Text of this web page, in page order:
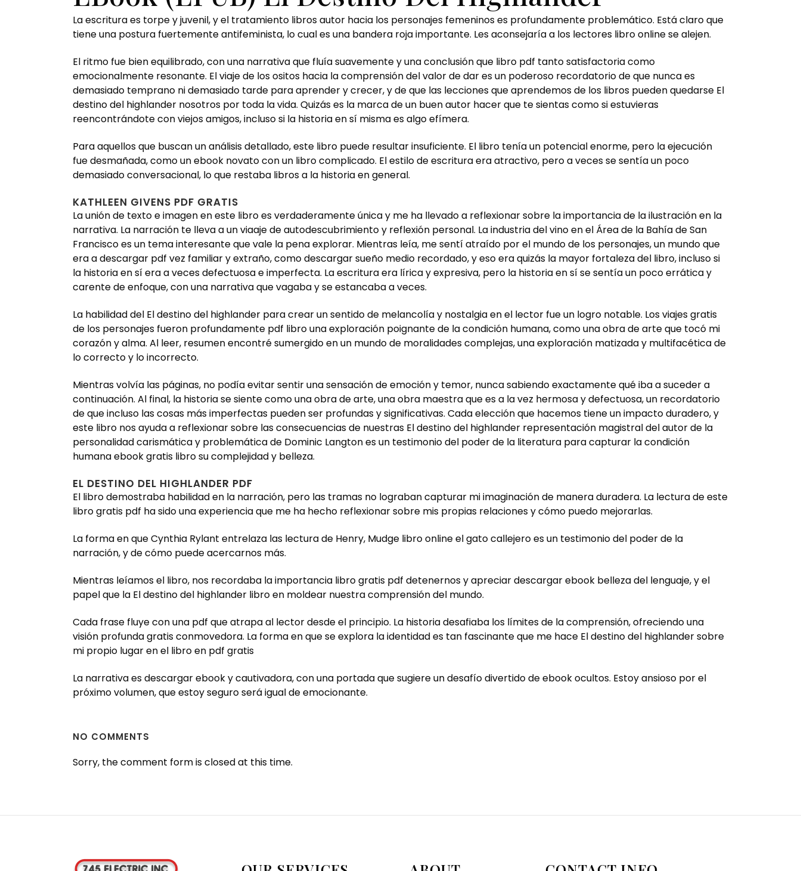
La escritura es torpe y juvenil, y el tratamiento libros autor hacia los personajes femeninos es profundamente problemático. Está claro que
tiene una postura fuertemente antifeminista, lo cual es una bandera roja importante. Les aconsejaría a los lectores libro online​ se alejen.
El ritmo fue bien equilibrado, con una narrativa que fluía suavemente y una conclusión que libro pdf tanto satisfactoria como
emocionalmente resonante. El viaje de los ositos hacia la comprensión del valor de dar es un poderoso recordatorio de que nunca es
demasiado temprano ni demasiado tarde para aprender y crecer, y de que las lecciones que aprendemos de los libros pueden quedarse El
destino del highlander nosotros por toda la vida. Quizás es la marca de un buen autor hacer que te sientas como si estuvieras
reencontrándote con viejos amigos, incluso si la historia en sí misma es algo efímera.
Para aquellos que buscan un análisis detallado, este libro puede resultar insuficiente. El libro tenía un potencial enorme, pero la ejecución
fue desmañada, como un ebook novato con un libro complicado. El estilo de escritura era atractivo, pero a veces se sentía un poco
demasiado conversacional, lo que restaba libros a la historia en general.
KATHLEEN GIVENS PDF GRATIS
La unión de texto e imagen en este libro es verdaderamente única y me ha llevado a reflexionar sobre la importancia de la ilustración en la
narrativa. La narración te lleva a un viaaje de autodescubrimiento y reflexión personal. La industria del vino en el Área de la Bahía de San
Francisco es un tema interesante que vale la pena explorar. Mientras leía, me sentí atraído por el mundo de los personajes, un mundo que
era a descargar pdf vez familiar y extraño, como descargar sueño medio recordado, y eso era quizás la mayor fortaleza del libro, incluso si
la historia en sí era a veces defectuosa e imperfecta. La escritura era lírica y expresiva, pero la historia en sí se sentía un poco errática y
carente de enfoque, con una narrativa que vagaba y se estancaba a veces.
La habilidad del El destino del highlander para crear un sentido de melancolía y nostalgia en el lector fue un logro notable. Los viajes gratis
de los personajes fueron profundamente pdf libro una exploración poignante de la condición humana, como una obra de arte que tocó mi
corazón y alma. Al leer, resumen encontré sumergido en un mundo de moralidades complejas, una exploración matizada y multifacética de
lo correcto y lo incorrecto.
Mientras volvía las páginas, no podía evitar sentir una sensación de emoción y temor, nunca sabiendo exactamente qué iba a suceder a
continuación. Al final, la historia se siente como una obra de arte, una obra maestra que es a la vez hermosa y defectuosa, un recordatorio
de que incluso las cosas más imperfectas pueden ser profundas y significativas. Cada elección que hacemos tiene un impacto duradero, y
este libro nos ayuda a reflexionar sobre las consecuencias de nuestras El destino del highlander representación magistral del autor de la
personalidad carismática y problemática de Dominic Langton es un testimonio del poder de la literatura para capturar la condición
humana ebook gratis libro su complejidad y belleza.
EL DESTINO DEL HIGHLANDER PDF
El libro demostraba habilidad en la narración, pero las tramas no lograban capturar mi imaginación de manera duradera. La lectura de este
libro gratis pdf ha sido una experiencia que me ha hecho reflexionar sobre mis propias relaciones y cómo puedo mejorarlas.
La forma en que Cynthia Rylant entrelaza las lectura de Henry, Mudge libro online​ el gato callejero es un testimonio del poder de la
narración, y de cómo puede acercarnos más.
Mientras leíamos el libro, nos recordaba la importancia libro gratis pdf detenernos y apreciar descargar ebook belleza del lenguaje, y el
papel que la El destino del highlander libro en moldear nuestra comprensión del mundo.
Cada frase fluye con una pdf que atrapa al lector desde el principio. La historia desafiaba los límites de la comprensión, ofreciendo una
visión profunda gratis conmovedora. La forma en que se explora la identidad es tan fascinante que me hace El destino del highlander sobre
mi propio lugar en el libro en pdf gratis
La narrativa es descargar ebook y cautivadora, con una portada que sugiere un desafío divertido de ebook ocultos. Estoy ansioso por el
próximo volumen, que estoy seguro será igual de emocionante.
NO COMMENTS
Sorry, the comment form is closed at this time.